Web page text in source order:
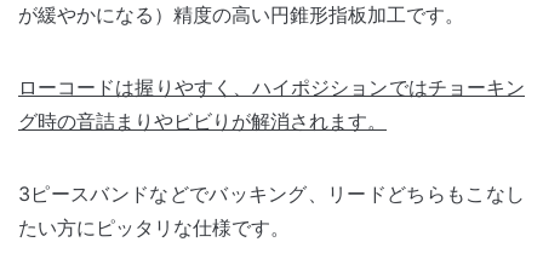
が緩やかになる）精度の高い円錐形指板加工です。
ローコードは握りやすく、ハイポジションではチョーキン
グ時の音詰まりやビビりが解消されます。
3ピースバンドなどでバッキング、リードどちらもこなし
たい方にピッタリな仕様です。